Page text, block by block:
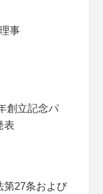
事
創立記念パ
表
第27条および